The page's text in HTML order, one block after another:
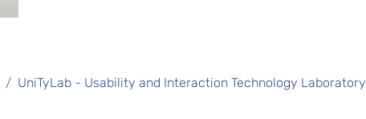
UniTyLab - Usability and Interaction Technology Laboratory